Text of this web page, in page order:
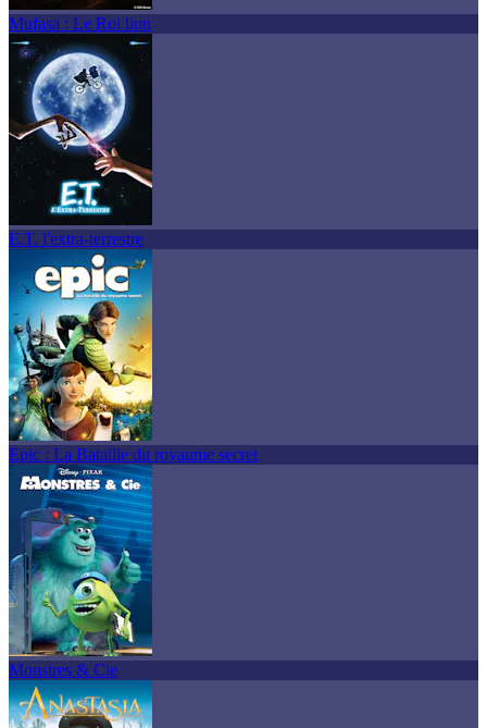
Mufasa : Le Roi lion
E.T. l'extra-terrestre
Epic : La Bataille du royaume secret
Monstres & Cie